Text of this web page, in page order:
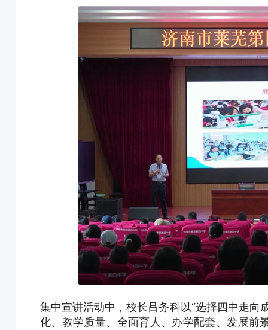
集中宣讲活动中，校长吕务科以“选择四中走向
化、教学质量、全面育人、办学配套、发展前